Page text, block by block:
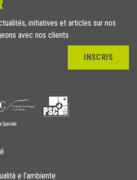
initiatives et articles sur nos
avec nos clients
INSCRIS
e l’ambiente